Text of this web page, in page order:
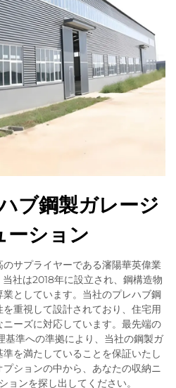
ブ鋼製ガレージ
ーション
サプライヤーである瀋陽華英偉業
社は2018年に設立され、鋼構造物
としています。当社のプレハブ鋼
重視して設計されており、住宅用
ーズに対応しています。最先端の
準への準拠により、当社の鋼製ガ
を満たしていることを保証いたし
ションの中から、あなたの収納ニ
ョンを探し出してください。